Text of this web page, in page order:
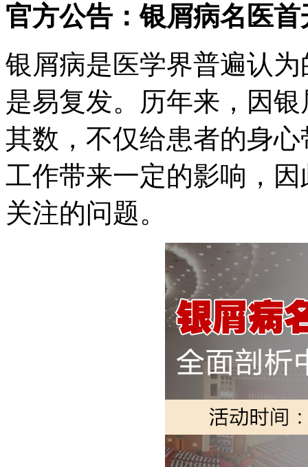
官方公告：银屑病名医
银屑病是医学界普遍认
是易复发。历年来，因
其数，不仅给患者的身
工作带来一定的影响，
关注的问题。